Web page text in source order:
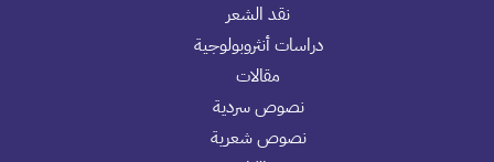
نقد الشعر
دراسات أنثروبولوجية
مقالات
نصوص سردية
نصوص شعرية